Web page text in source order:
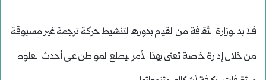
فلا بد لوزارة الثقافة من القيام بدورها لتنشيط حركة ترجمة غير مسبوقة
من خلال إدارة خاصة تعنى بهذا الأمر ليطلع المواطن على أحدث العلوم